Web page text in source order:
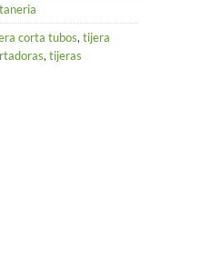
corta tubos, tijera
, tijeras